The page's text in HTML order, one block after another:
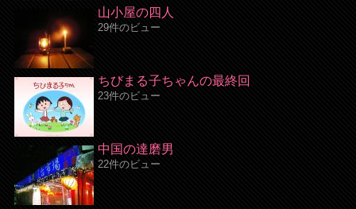
山小屋の四人
29件のビュー
ちびまる子ちゃんの最終回
23件のビュー
中国の達磨男
22件のビュー